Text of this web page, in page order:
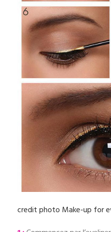
credit photo Make-up for